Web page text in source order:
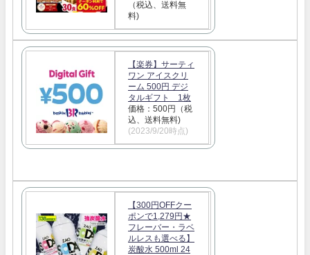
（税込、送料無
料)
【楽券】サーティ
ワン アイスクリ
ーム 500円 デジ
タルギフト 1枚
価格：500円（税
込、送料無料)
(2023/9/20時点)
【300円OFFクー
ポンで1,279円★
フレーバー・ラベ
ルレスも選べる】
炭酸水 500ml 24